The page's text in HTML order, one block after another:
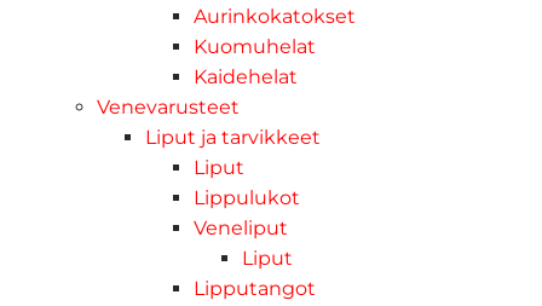
Aurinkokatokset
Kuomuhelat
Kaidehelat
Venevarusteet
Liput ja tarvikkeet
Liput
Lippulukot
Veneliput
Liput
Lipputangot